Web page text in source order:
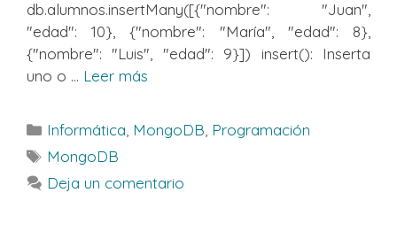
db.alumnos.insertMany([{"nombre": "Juan",
"edad": 10}, {"nombre": "María", "edad": 8},
{"nombre": "Luis", "edad": 9}]) insert(): Inserta
uno o ... Leer más
Categorías
Informática MongoDB Programación
Etiquetas
MongoDB
Deja un comentario